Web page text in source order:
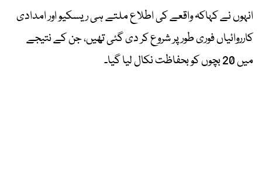
انہوں نے کہاکہ واقعے کی اطلاع ملتے ہی ریسکیو اور امدادی
کارروائیاں فوری طور پر شروع کر دی گئی تھیں، جن کے نتیجے
میں 20 بچوں کو بحفاظت نکال لیا گیا۔